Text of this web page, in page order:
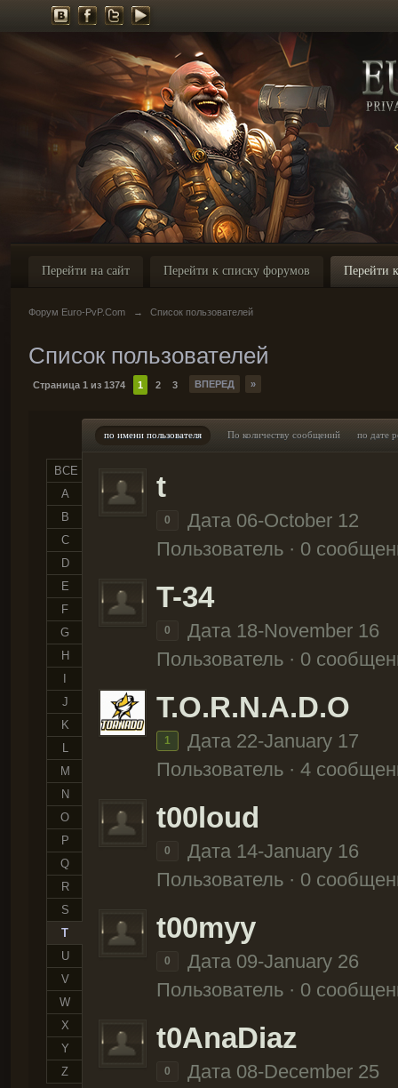
Перейти на сайт Перейти к списку форумов Перейти
Форум Euro-PvP.Com → Список пользователей
Список пользователей
Страница 1 из 1374 1 2 3 ВПЕРЕД »
ВСЕ
A
B
C
D
E
F
G
H
J
K
L
M
N
O
P
Q
R
S
T
U
V
W
X
Y
Z
по имени пользователя По количеству сообщений по дате
t
0
Дата 06-October 12
Пользователь · 0
T-34
0
Дата 18-November 16
Пользователь · 0
T.O.R.N.A.D.O
1
Дата 22-January 17
Пользователь · 4
t00loud
0
Дата 14-January 16
Пользователь · 0
t00myy
0
Дата 09-January 26
Пользователь · 0
t0AnaDiaz
0
Дата 08-December 25